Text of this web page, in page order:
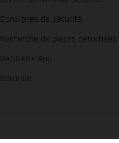
Consignes de sécurité
Recherche de pièces détachées
GASGAS+ App
Garantie